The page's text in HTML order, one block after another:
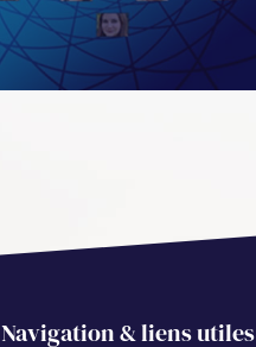
Navigation & liens utiles